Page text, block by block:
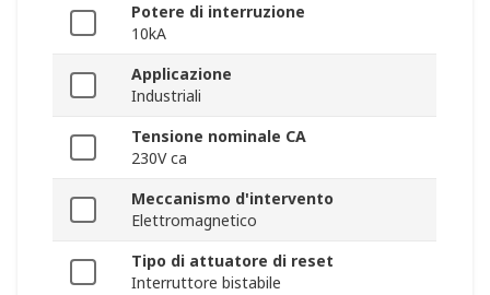
Potere di interruzione
10kA
Applicazione
Industriali
Tensione nominale CA
230V ca
Meccanismo d'intervento
Elettromagnetico
Tipo di attuatore di reset
Interruttore bistabile